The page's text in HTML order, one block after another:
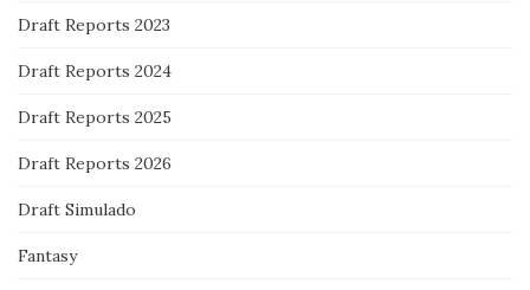
Draft Reports 2023
Draft Reports 2024
Draft Reports 2025
Draft Reports 2026
Draft Simulado
Fantasy